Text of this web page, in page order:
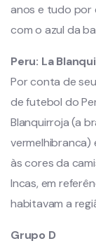
anos e tudo por
com o azul da
Peru: La
Por conta de
de futebol do
Blanquirroja (a
vermelhibranca)
às cores da
Incas, em
habitavam a
Grupo D